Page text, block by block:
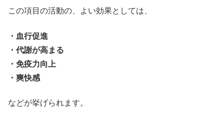
この項目の活動の、よい効果としては、
・血行促進
・代謝が高まる
・免疫力向上
・爽快感
などが挙げられます。